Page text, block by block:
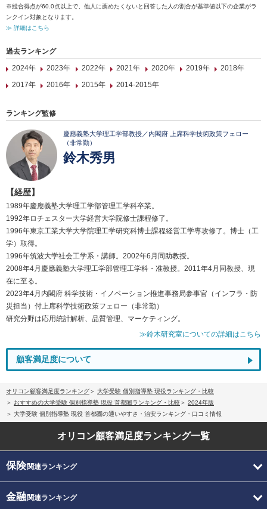
※総合得点が60.0点以上で、他人に薦めたくないと回答した人の割合が基準値以下の企業がラ
ンクイン対象となります。
≫ 詳細はこちら
過去ランキング
2024年
2023年 2022年 2021年 2020年 2019年
2018年
2017年
2016年 2015年 2014-2015年
ランキング監修
慶應義塾大学理工学部教授／内閣府 上席科学技術政策フェロー
（非常勤）
鈴木秀男
【経歴】
1989年慶應義塾大学理工学部管理工学科卒業。
1992年ロチェスター大学経営大学院修士課程修了。
1996年東京工業大学大学院理工学研究科博士課程経営工学専攻修了。博士（工
学）取得。
1996年筑波大学社会工学系・講師。2002年6月同助教授。
2008年4月慶應義塾大学理工学部管理工学科・准教授。2011年4月同教授、現
在に至る。
2023年4月内閣府 科学技術・イノベーション推進事務局参事官（インフラ・防
災担当）付上席科学技術政策フェロー（非常勤）
研究分野は応用統計解析、品質管理、マーケティング。
≫鈴木研究室についての詳細はこちら
顧客満足度について
オリコン顧客満足度ランキング
大学受験 個別指導塾 現役ランキング・比較
おすすめの大学受験 個別指導塾 現役 首都圏ランキング・比較
2024年版
大学受験 個別指導塾 現役 首都圏の通いやすさ・治安ランキング・口コミ情報
オリコン顧客満足度ランキング一覧
保険関連ランキング
金融関連ランキング